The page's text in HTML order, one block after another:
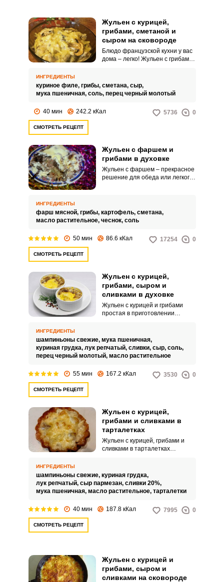
Жульен с курицей,
грибами, сметаной и
сыром на сковороде
Блюдо французской кухни у вас
дома – легко! Жульен с грибами
хозяйки. Идеальное сочетание
ингредиентов точно придется
высокой кухни.
ИНГРЕДИЕНТЫ
куриное филе, грибы, сметана, сыр,
мука пшеничная, соль, перец черный молотый
40 мин 242.2 кКал 5736 0
СМОТРЕТЬ РЕЦЕПТ
Жульен с фаршем и
грибами в духовке
Жульен с фаршем – прекрасное
решение для обеда или легкого
качестве основного блюдо,
также его можно небольшими
порциями подавать в качестве
ИНГРЕДИЕНТЫ
фарш мясной, грибы, картофель, сметана,
масло растительное, чеснок, соль
50 мин 86.6 кКал 17254 0
СМОТРЕТЬ РЕЦЕПТ
Жульен с курицей,
грибами, сыром и
сливками в духовке
Жульен с курицей и грибами
простая в приготовлении
даже неопытная хозяйка.
ИНГРЕДИЕНТЫ
шампиньоны свежие, мука пшеничная,
куриная грудка, лук репчатый, сливки, сыр, соль,
перец черный молотый, масло растительное
55 мин 167.2 кКал 3530 0
СМОТРЕТЬ РЕЦЕПТ
Жульен с курицей,
грибами и сливками в
тарталетках
Жульен с курицей, грибами и
сливками в тарталетках
которого известен нам с
детства. Я предлагаю
приготовить прекрасную закуску
подачу блюда более
праздничной.
ИНГРЕДИЕНТЫ
шампиньоны свежие, куриная грудка,
лук репчатый, сыр пармезан, сливки 20%,
мука пшеничная, масло растительное, тарталетки
40 мин 187.8 кКал 7995 0
СМОТРЕТЬ РЕЦЕПТ
Жульен с курицей и
грибами, сыром и
сливками на сковороде